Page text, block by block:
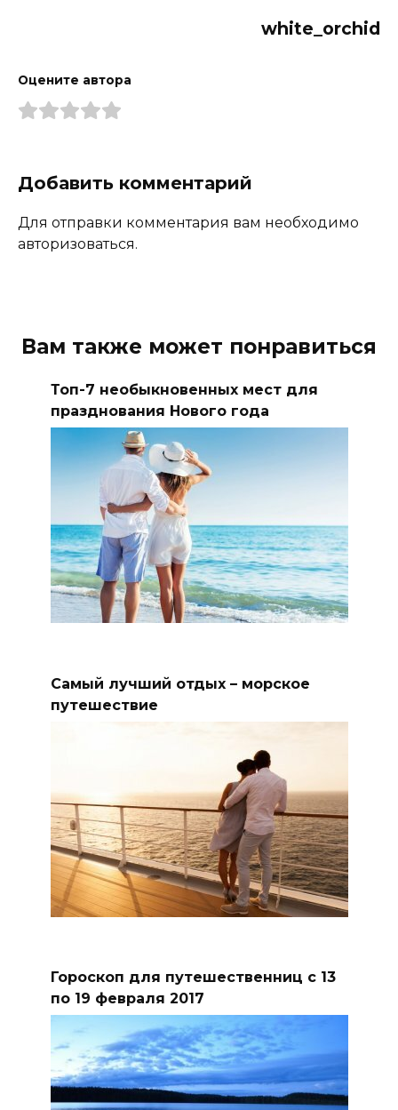
white_orchid
Оцените автора
Добавить комментарий
Для отправки комментария вам необходимо
авторизоваться.
Вам также может понравиться
Топ-7 необыкновенных мест для
празднования Нового года
Самый лучший отдых – морское
путешествие
Гороскоп для путешественниц с 13
по 19 февраля 2017